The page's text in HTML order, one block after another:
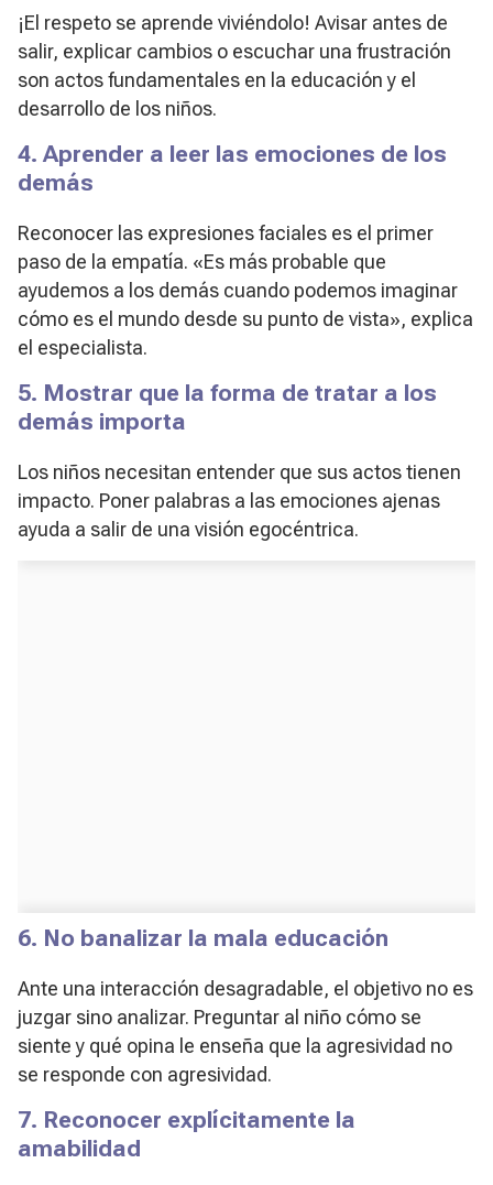
¡El respeto se aprende viviéndolo! Avisar antes de
salir, explicar cambios o escuchar una frustración
son actos fundamentales en la educación y el
desarrollo de los niños.
4. Aprender a leer las emociones de los
demás
Reconocer las expresiones faciales es el primer
paso de la empatía. «Es más probable que
ayudemos a los demás cuando podemos imaginar
cómo es el mundo desde su punto de vista», explica
el especialista.
5. Mostrar que la forma de tratar a los
demás importa
Los niños necesitan entender que sus actos tienen
impacto. Poner palabras a las emociones ajenas
ayuda a salir de una visión egocéntrica.
6. No banalizar la mala educación
Ante una interacción desagradable, el objetivo no es
juzgar sino analizar. Preguntar al niño cómo se
siente y qué opina le enseña que la agresividad no
se responde con agresividad.
7. Reconocer explícitamente la
amabilidad